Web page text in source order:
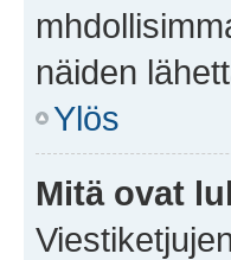
näiden
Ylös
Mitä ovat